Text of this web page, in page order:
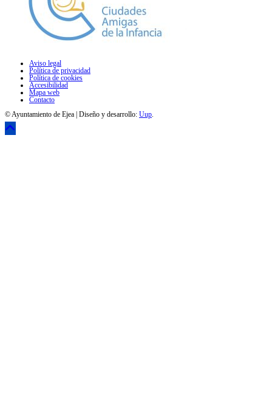
Aviso legal
Política de privacidad
Política de cookies
Accesibilidad
Mapa web
Contacto
© Ayuntamiento de Ejea | Diseño y desarrollo: Uup.